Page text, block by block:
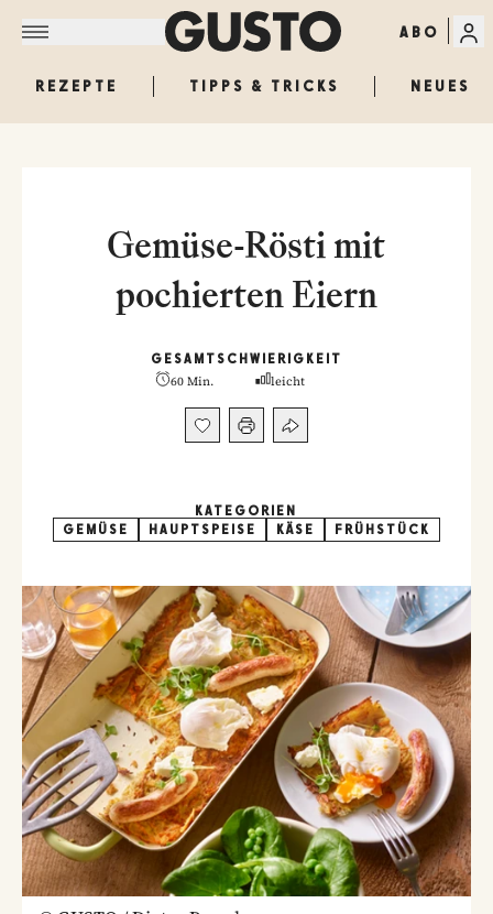
ABO
REZEPTE TIPPS & TRICKS NEUES
Gemüse-Rösti mit
pochierten Eiern
GESAMT
60 Min.
SCHWIERIGKEIT
leicht
KATEGORIEN
GEMÜSE
HAUPTSPEISE KÄSE FRÜHSTÜCK